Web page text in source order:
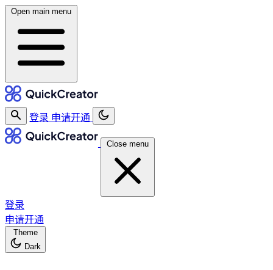
Open main menu
登录 申请开通
Close menu
登录
申请开通
Theme
Dark